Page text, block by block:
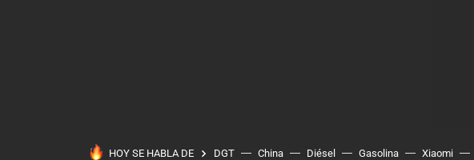
HOY SE HABLA DE DGT China Diésel Gasolina Xiaomi